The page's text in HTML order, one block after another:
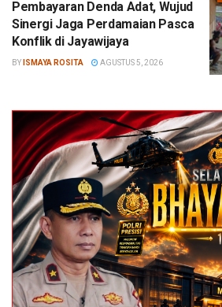
Pembayaran Denda Adat, Wujud
Sinergi Jaga Perdamaian Pasca
Konflik di Jayawijaya
BY ISMAYA ROSITA AGUSTUS 5, 2026